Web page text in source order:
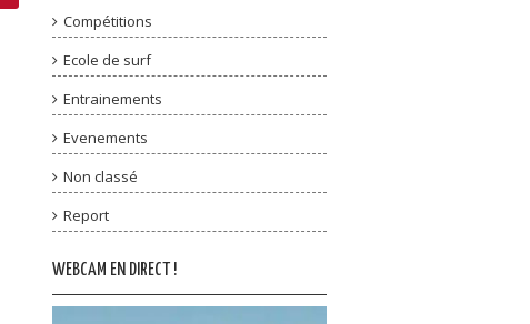
Compétitions
Ecole de surf
Entrainements
Evenements
Non classé
Report
WEBCAM EN DIRECT !